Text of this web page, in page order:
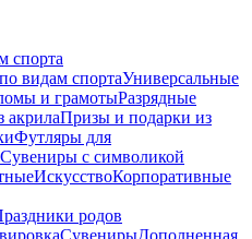
спорта
видам спортаУниверсальные
и грамотыРазрядные
акрилаПризы и подарки из
Футляры для
Сувениры с символикой
ИскусствоКорпоративные
родов
СувенирыДополненная